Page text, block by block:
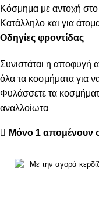
Κόσμημα με αντοχή στο
Κατάλληλο και για
Οδηγίες φροντίδας
Συνιστάται η αποφυγή
όλα τα κοσμήματα για
Φυλάσσετε τα
αναλλοίωτα
Μόνο 1 απομένουν
Με την αγορά